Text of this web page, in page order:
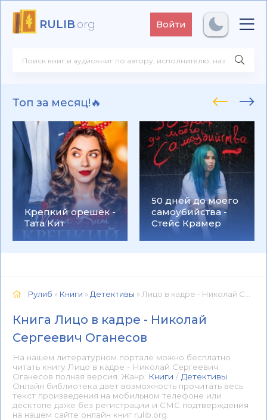
RULIB.org Войти
Топ за месяц!🔥
Крепкий орешек -
Тата Кит
50 дней до моего
самоубийства -
Стейс Крамер
Рулиб » Книги » Детективы » Лицо в кадре - Николай Сергеевич Оганесов 📕 - Книга онлайн бесплатно
Книга Лицо в кадре - Николай
Сергеевич Оганесов
На нашем литературном портале можно бесплатно
читать книгу Лицо в кадре - Николай Сергеевич
Оганесов полная версия. Жанр: Книги / Детективы
Онлайн библиотека дает возможность прочитать весь
текст произведения на мобильном телефоне или
десктопе даже без регистрации и СМС подтверждения
на нашем сайте онлайн книг rulib.org.